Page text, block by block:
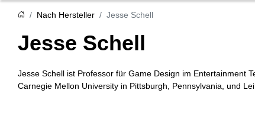
Nach Hersteller Jesse Schell
Jesse Schell
Jesse Schell ist Professor für Game Design im Entertainment
Carnegie Mellon University in Pittsburgh, Pennsylvania, und